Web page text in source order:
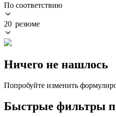
По соответствию
20 резюме
Ничего не нашлось
Попробуйте изменить
Быстрые фильтры